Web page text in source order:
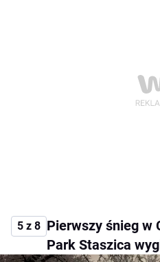
5 z 8 Pierwszy śnieg w
Park Staszica